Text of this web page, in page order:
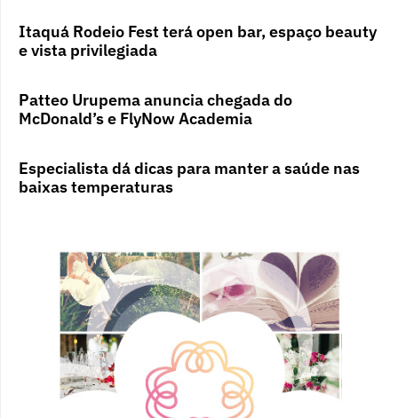
Itaquá Rodeio Fest terá open bar, espaço beauty
e vista privilegiada
Patteo Urupema anuncia chegada do
McDonald’s e FlyNow Academia
Especialista dá dicas para manter a saúde nas
baixas temperaturas